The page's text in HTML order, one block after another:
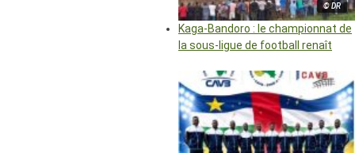
© DR
Kaga-Bandoro : le championnat de
la sous-ligue de football renaît